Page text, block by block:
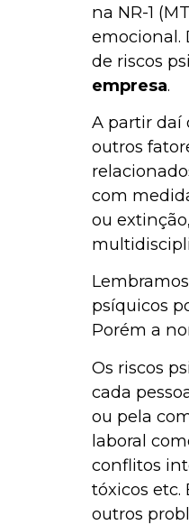
na NR-1
emocional.
de riscos
empresa.
A partir daí
outros
com
ou
psíquicos
Porém a
Os riscos
cada
ou pela
laboral
conflitos
tóxicos etc.
outros